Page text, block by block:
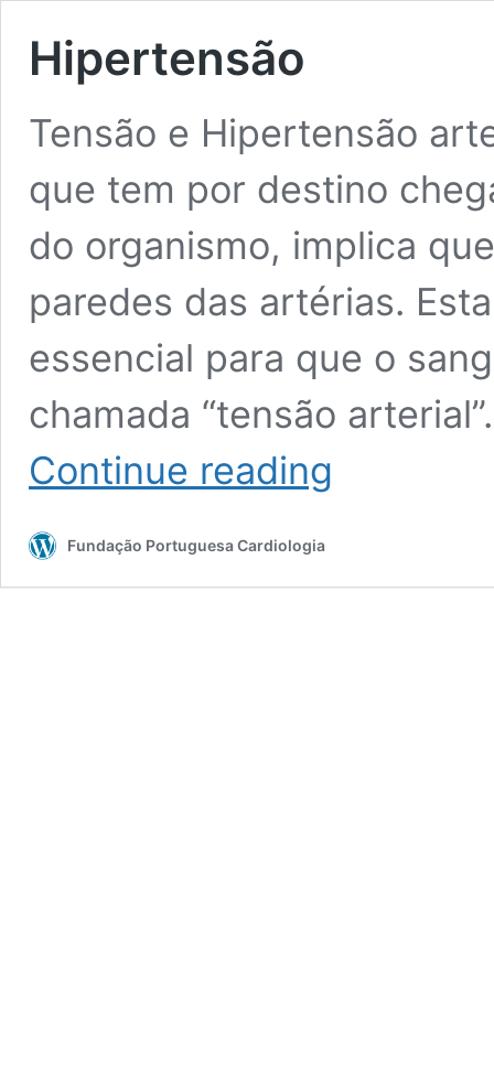
Hipertensão
Tensão e Hipertensão
que tem por destino
do organismo, implica
paredes das artérias.
essencial para que o
chamada “tensão
Continue reading
Fundação Portuguesa Cardiologia